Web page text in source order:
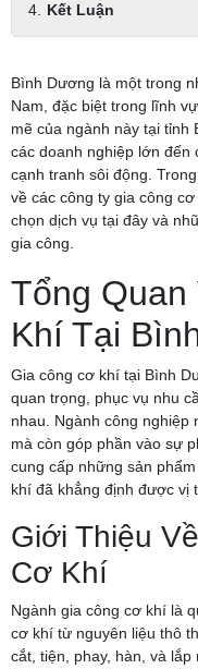
Kết Luận
Bình Dương là một trong
Nam, đặc biệt trong lĩnh
mẽ của ngành này tại tỉnh
các doanh nghiệp lớn
cạnh tranh sôi động.
về các công ty gia công
chọn dịch vụ tại đây và
gia công.
Tổng
Khí Tại
Gia công cơ khí tại Bình
quan trọng, phục vụ nhu
nhau. Ngành công nghiệp
mà còn góp phần vào sự
cung cấp những sản
khí đã khẳng định được vị
Giới Thiệu
Cơ Khí
Ngành gia công cơ khí là
cơ khí từ nguyên liệu thô
cắt, tiện, phay, hàn, và